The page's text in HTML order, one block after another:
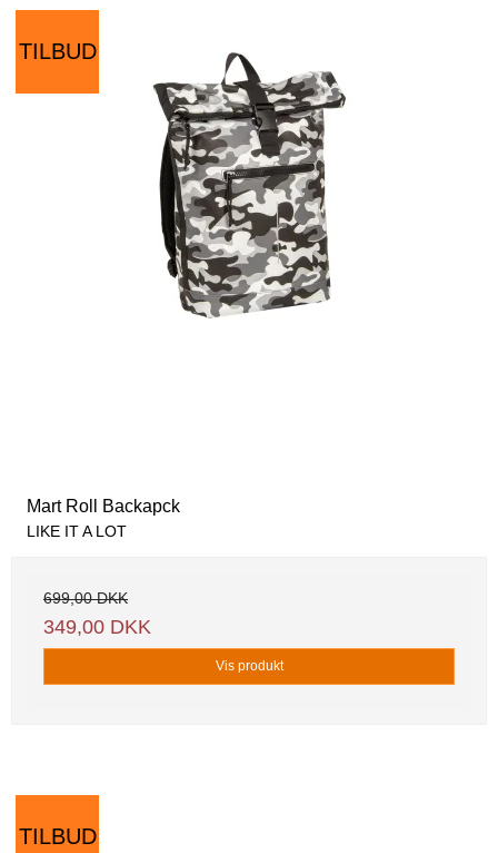
TILBUD
Mart Roll Backapck
LIKE IT A LOT
699,00 DKK
349,00 DKK
Vis produkt
TILBUD